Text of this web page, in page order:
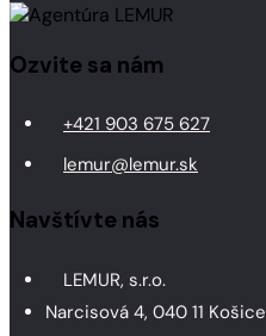
Ozvite sa nám
+421 903 675 627
lemur@lemur.sk
Navštívte nás
LEMUR, s.r.o.
Narcisová 4, 040 11 Košice